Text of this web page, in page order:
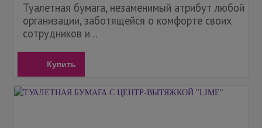
Туалетная бумага, незаменимый атрибут любой
организации, заботящейся о комфорте своих
сотрудников и ..
Купить